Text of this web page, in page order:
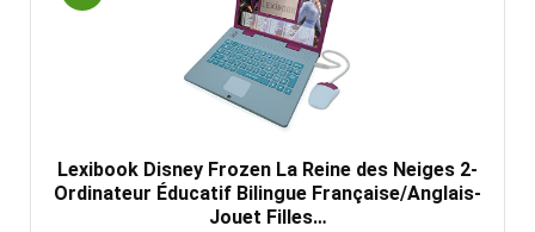
Lexibook Disney Frozen La Reine des Neiges 2-
Ordinateur Éducatif Bilingue Française/Anglais-
Jouet Filles…